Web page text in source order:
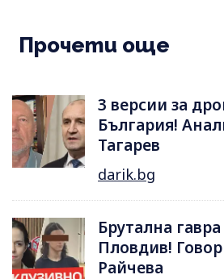
Прочети още
3 версии за
България!
Тагарев
darik.bg
Брутална
Пловдив!
Райчева